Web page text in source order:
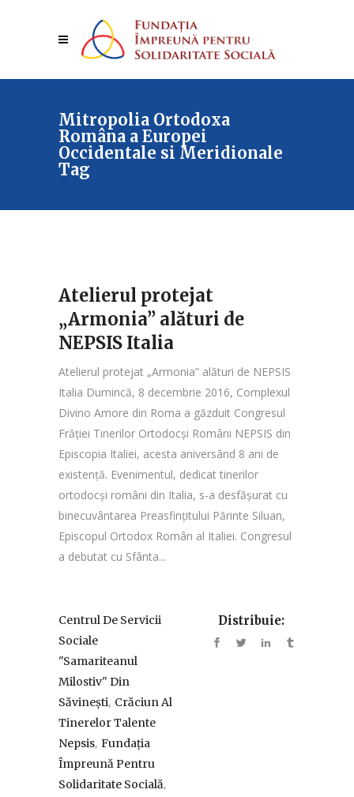
Mitropolia Ortodoxa
Româna a Europei
Occidentale si Meridionale
Tag
Atelierul protejat
„Armonia” alături de
NEPSIS Italia
Atelierul protejat „Armonia” alături de NEPSIS
Italia Dumincă, 8 decembrie 2016, Complexul
Divino Amore din Roma a găzduit Congresul
Frăției Tinerilor Ortodocși Români NEPSIS din
Episcopia Italiei, acesta aniversând 8 ani de
existență. Evenimentul, dedicat tinerilor
ortodocși români din Italia, s-a desfășurat cu
binecuvântarea Preasfințitului Părinte Siluan,
Episcopul Ortodox Român al Italiei. Congresul
a debutat cu Sfânta...
Centrul De Servicii
Sociale
"Samariteanul
Milostiv" Din
Săvinești, Crăciun Al
Tinerelor Talente
Nepsis, Fundația
Împreună Pentru
Solidaritate Socială,
Distribuie: